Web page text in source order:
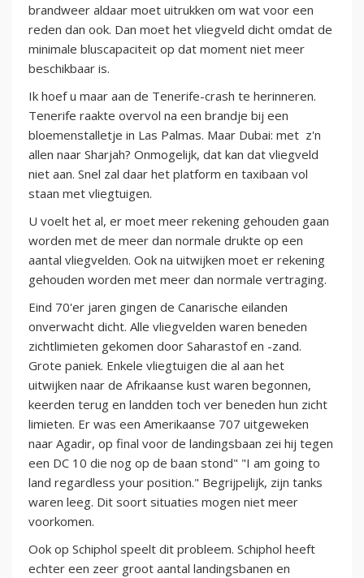
brandweer aldaar moet uitrukken om wat voor een
reden dan ook. Dan moet het vliegveld dicht omdat de
minimale bluscapaciteit op dat moment niet meer
beschikbaar is.
Ik hoef u maar aan de Tenerife-crash te herinneren.
Tenerife raakte overvol na een brandje bij een
bloemenstalletje in Las Palmas. Maar Dubai: met z'n
allen naar Sharjah? Onmogelijk, dat kan dat vliegveld
niet aan. Snel zal daar het platform en taxibaan vol
staan met vliegtuigen.
U voelt het al, er moet meer rekening gehouden gaan
worden met de meer dan normale drukte op een
aantal vliegvelden. Ook na uitwijken moet er rekening
gehouden worden met meer dan normale vertraging.
Eind 70'er jaren gingen de Canarische eilanden
onverwacht dicht. Alle vliegvelden waren beneden
zichtlimieten gekomen door Saharastof en -zand.
Grote paniek. Enkele vliegtuigen die al aan het
uitwijken naar de Afrikaanse kust waren begonnen,
keerden terug en landden toch ver beneden hun zicht
limieten. Er was een Amerikaanse 707 uitgeweken
naar Agadir, op final voor de landingsbaan zei hij tegen
een DC 10 die nog op de baan stond" "I am going to
land regardless your position." Begrijpelijk, zijn tanks
waren leeg. Dit soort situaties mogen niet meer
voorkomen.
Ook op Schiphol speelt dit probleem. Schiphol heeft
echter een zeer groot aantal landingsbanen en